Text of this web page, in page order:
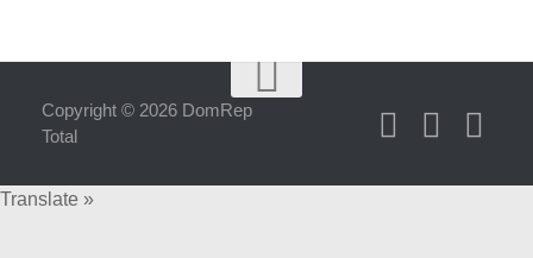
Copyright © 2026 DomRep
Total
Translate »